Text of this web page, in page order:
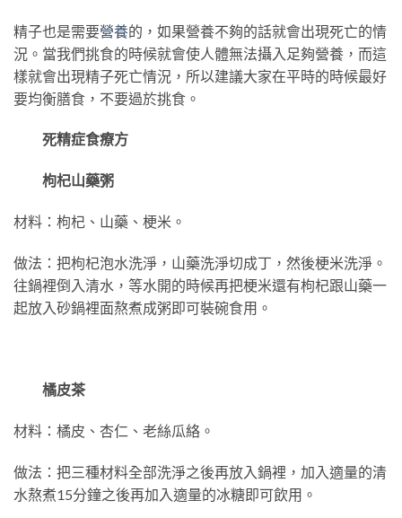
精子也是需要營養的，如果營養不夠的話就會出現死亡的情
況。當我們挑食的時候就會使人體無法攝入足夠營養，而這
樣就會出現精子死亡情況，所以建議大家在平時的時候最好
要均衡膳食，不要過於挑食。
死精症食療方
枸杞山藥粥
材料：枸杞、山藥、梗米。
做法：把枸杞泡水洗淨，山藥洗淨切成丁，然後梗米洗淨。
往鍋裡倒入清水，等水開的時候再把梗米還有枸杞跟山藥一
起放入砂鍋裡面熬煮成粥即可裝碗食用。
橘皮茶
材料：橘皮、杏仁、老絲瓜絡。
做法：把三種材料全部洗淨之後再放入鍋裡，加入適量的清
水熬煮15分鐘之後再加入適量的冰糖即可飲用。